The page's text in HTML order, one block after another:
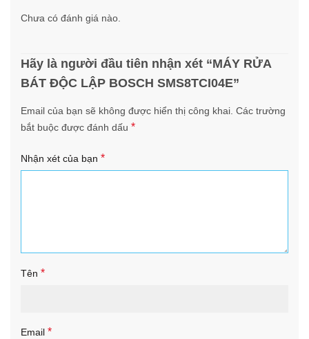
Chưa có đánh giá nào.
Hãy là người đầu tiên nhận xét “MÁY RỬA
BÁT ĐỘC LẬP BOSCH SMS8TCI04E”
Email của bạn sẽ không được hiển thị công khai. Các trường
bắt buộc được đánh dấu *
Nhận xét của bạn *
Tên *
Email *